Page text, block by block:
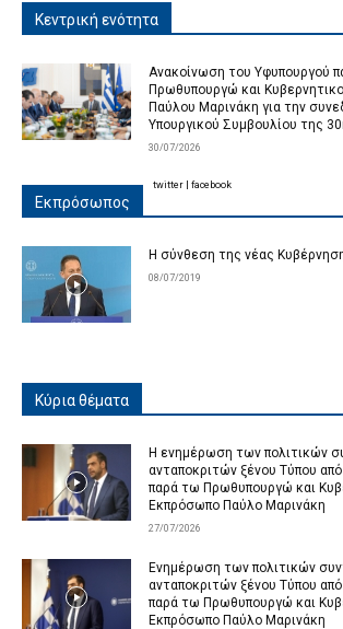
Κεντρική ενότητα
Ανακοίνωση του Υφυπουργού
Πρωθυπουργώ και
Παύλου Μαρινάκη για την
Υπουργικού Συμβουλίου της
30/07/2026
Εκπρόσωπος
Η σύνθεση της νέας
08/07/2019
twitter facebook
Κύρια θέματα
Η ενημέρωση των πολιτικών
ανταποκριτών ξένου Τύπου
παρά τω Πρωθυπουργώ και
Εκπρόσωπο Παύλο Μαρινάκη
27/07/2026
Ενημέρωση των πολιτικών
ανταποκριτών ξένου Τύπου
παρά τω Πρωθυπουργώ και
Εκπρόσωπο Παύλο Μαρινάκη